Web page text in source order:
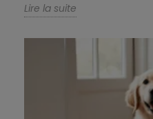
Lire la suite